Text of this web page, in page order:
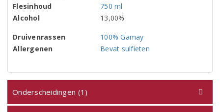
Flesinhoud
750 ml
Alcohol
13,00%
Druivenrassen
100% Gamay
Allergenen
Bevat sulfieten
Onderscheidingen (1)